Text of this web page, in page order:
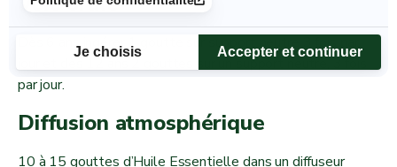
Dès 6 ans ingérer 1 goutte sur support neutre 3 fois par
jour et dès 12 ans 2 gouttes sur un support neutre, 3 fois
par jour.
Diffusion atmosphérique
10 à 15 gouttes d’Huile Essentielle dans un diffuseur